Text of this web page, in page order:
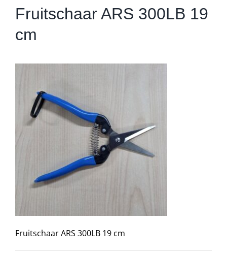
Fruitschaar ARS 300LB 19
cm
Fruitschaar ARS 300LB 19 cm